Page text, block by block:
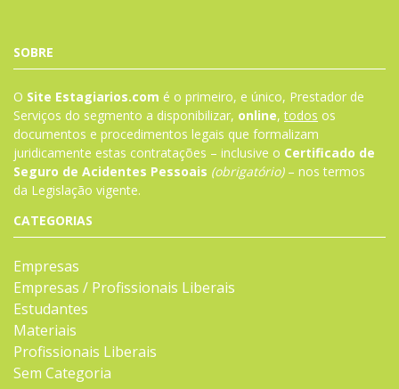
SOBRE
O Site Estagiarios.com é o primeiro, e único, Prestador de
Serviços do segmento a disponibilizar, online,todos os
documentos e procedimentos legais que formalizam
juridicamente estas contratações – inclusive o Certificado de
Seguro de Acidentes Pessoais (obrigatório)– nos termos
da Legislação vigente.
CATEGORIAS
Empresas
Empresas / Profissionais Liberais
Estudantes
Materiais
Profissionais Liberais
Sem Categoria